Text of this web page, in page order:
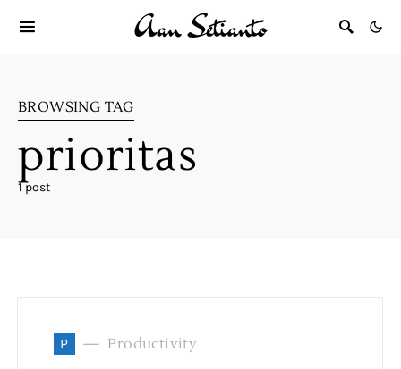
BROWSING TAG
prioritas
1 post
P Productivity